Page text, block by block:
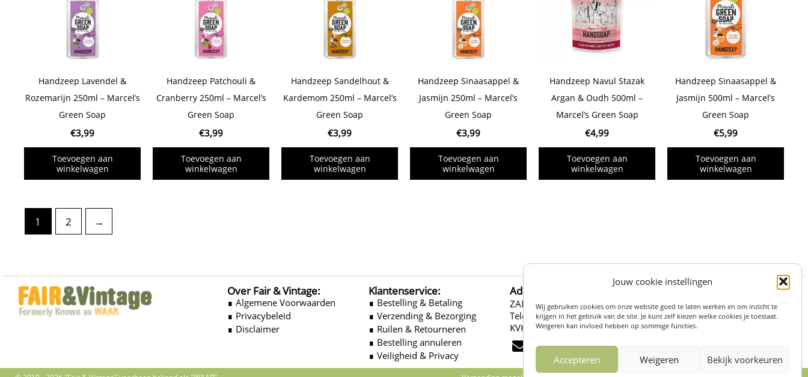
Jouw cookie instellingen
Wij gebruiken cookies om onze website goed te laten werken en om inzicht te
krijgen in het gebruik van de site. Je kunt zelf kiezen welke cookies je toestaat.
Weigeren kan invloed hebben op sommige functies.
Accepteren Weigeren Bekijk voorkeuren
Handzeep Lavendel &
Rozemarijn 250ml – Marcel’s
Green Soap
€3,99
Toevoegen aan
winkelwagen
Handzeep Patchouli &
Cranberry 250ml – Marcel’s
Green Soap
€3,99
Toevoegen aan
winkelwagen
Handzeep Sandelhout &
Kardemom 250ml – Marcel’s
Green Soap
€3,99
Toevoegen aan
winkelwagen
Handzeep Sinaasappel &
Jasmijn 250ml – Marcel’s
Green Soap
€3,99
Toevoegen aan
winkelwagen
Handzeep Navul Stazak
Argan & Oudh 500ml –
Marcel’s Green Soap
€4,99
Toevoegen aan
winkelwagen
Handzeep Sinaasappel &
Jasmijn 500ml – Marcel’s
Green Soap
€5,99
Toevoegen aan
winkelwagen
1 2 →
Over Fair & Vintage:
∎ Algemene Voorwaarden
∎ Privacybeleid
∎ Disclaimer
Klantenservice:
∎ Bestelling & Betaling
∎ Verzending & Bezorging
∎ Ruilen & Retourneren
∎ Bestelling annuleren
∎ Veiligheid & Privacy
Adres:
ZADELSTRAAT 27, 3511LS UTRECHT (centrum)
Telefoon: 06 82 36 1234
KVK: 57304467
E I
n